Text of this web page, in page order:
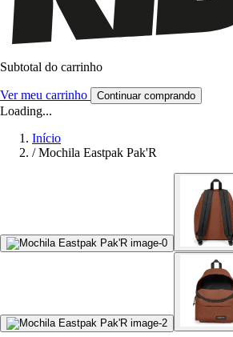
Subtotal do carrinho
Ver meu carrinho Continuar comprando
Loading...
Início
/ Mochila Eastpak Pak'R